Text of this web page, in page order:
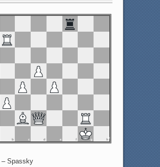
b c d e f g h
– Spassky